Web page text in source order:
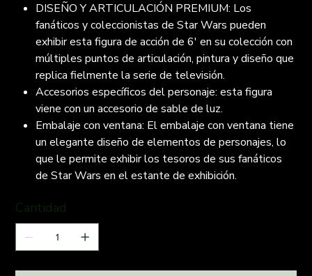
DISEÑO Y ARTICULACIÓN PREMIUM: Los
fanáticos y coleccionistas de Star Wars pueden
exhibir esta figura de acción de 6' en su colección con
múltiples puntos de articulación, pintura y diseño que
replica fielmente la serie de televisión.
Accesorios específicos del personaje: esta figura
viene con un accesorio de sable de luz.
Embalaje con ventana: El embalaje con ventana tiene
un elegante diseño de elementos de personajes, lo
que le permite exhibir los tesoros de sus fanáticos
de Star Wars en el estante de exhibición.
Cantidad